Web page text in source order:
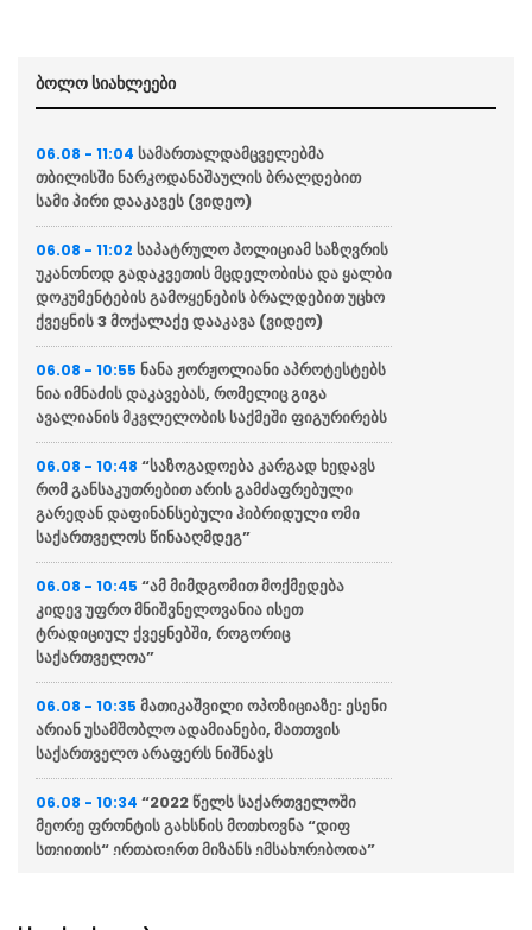
ბოლო სიახლეები
06.08 - 11:04 სამართალდამცველებმა
თბილისში ნარკოდანაშაულის ბრალდებით
სამი პირი დააკავეს (ვიდეო)
06.08 - 11:02 საპატრულო პოლიციამ საზღვრის
უკანონოდ გადაკვეთის მცდელობისა და ყალბი
დოკუმენტების გამოყენების ბრალდებით უცხო
ქვეყნის 3 მოქალაქე დააკავა (ვიდეო)
06.08 - 10:55 ნანა ჟორჟოლიანი აპროტესტებს
ნია იმნაძის დაკავებას, რომელიც გიგა
ავალიანის მკვლელობის საქმეში ფიგურირებს
06.08 - 10:48 “საზოგადოება კარგად ხედავს
რომ განსაკუთრებით არის გამძაფრებული
გარედან დაფინანსებული ჰიბრიდული ომი
საქართველოს წინააღმდეგ”
06.08 - 10:45 “ამ მიმდგომით მოქმედება
კიდევ უფრო მნიშვნელოვანია ისეთ
ტრადიციულ ქვეყნებში, როგორიც
საქართველოა”
06.08 - 10:35 მათიკაშვილი ოპოზიციაზე: ესენი
არიან უსამშობლო ადამიანები, მათთვის
საქართველო არაფერს ნიშნავს
06.08 - 10:34 “2022 წელს საქართველოში
მეორე ფრონტის გახსნის მოთხოვნა “დიფ
სთეითის“ ერთადერთ მიზანს ემსახურებოდა”
წინააღმდეგ მიმართული საბოტაჟი და მტრობა